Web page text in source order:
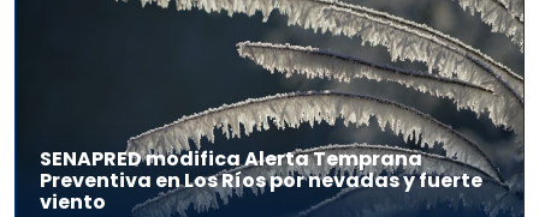
SENAPRED modifica Alerta Temprana
Preventiva en Los Ríos por nevadas y fuerte
viento